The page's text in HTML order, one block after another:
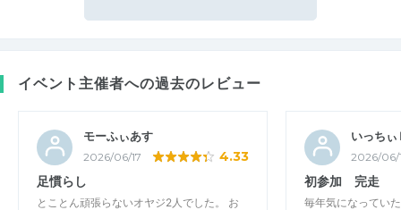
イベント主催者への過去のレビュー
モーふぃあす
2026/06/17 4.33
足慣らし
とことん頑張らないオヤジ2人でした。 お
いっちぃ
2026/06/
初参加 完走
毎年気になってい